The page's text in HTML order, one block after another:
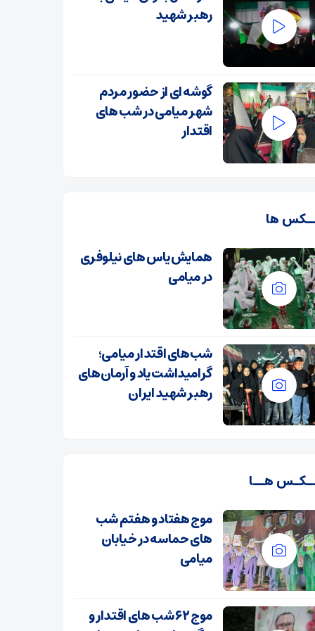
رهبر شهید
گوشه ای از حضور مردم
شهر میامی در شب های
اقتدار
ها
همایش یاس های نیلوفری
در میامی
شب‌های اقتدار میامی؛
گرامیداشت یاد و آرمان‌های
رهبر شهید ایران
هــا
موج هفتاد و هفتم شب
های حماسه در خیابان
میامی
موج ۶۲ شب های اقتدار و